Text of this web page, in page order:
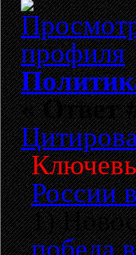
«Ответ
России
1)